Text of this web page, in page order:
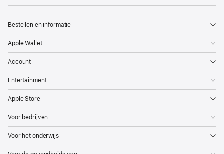
Bestellen en informatie
Apple Wallet
Account
Entertainment
Apple Store
Voor bedrijven
Voor het onderwijs